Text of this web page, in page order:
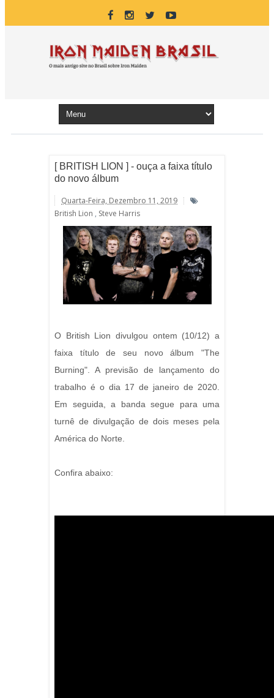
[ BRITISH LION ] - ouça a faixa título
do novo álbum
Quarta-Feira, Dezembro 11, 2019
British Lion , Steve Harris
O British Lion divulgou ontem (10/12) a
faixa título de seu novo álbum "The
Burning". A previsão de lançamento do
trabalho é o dia 17 de janeiro de 2020.
Em seguida, a banda segue para uma
turnê de divulgação de dois meses pela
América do Norte.
Confira abaixo: